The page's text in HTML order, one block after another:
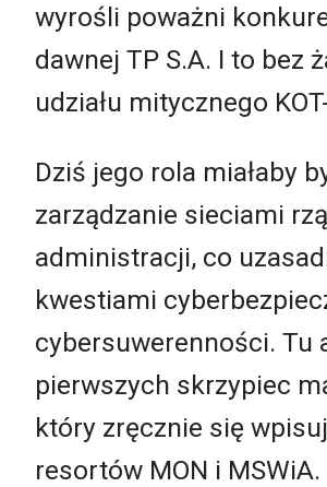
wyrośli poważni
dawnej TP S.A. I to bez
udziału mitycznego
Dziś jego rola miałaby
zarządzanie sieciami
administracji, co
kwestiami
cybersuwerenności. Tu
pierwszych skrzypiec
który zręcznie się
resortów MON i MSWiA.